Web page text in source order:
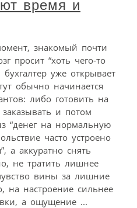
время и
знакомый почти
просит “хоть чего‑то
уже открывает
обычно начинается
либо готовить на
и потом
“денег на нормальную
часто устроено
а аккуратно снять
не тратить лишнее
вины за лишние
на настроение сильнее
а ощущение ...